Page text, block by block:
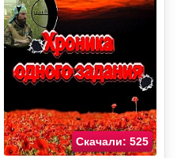
Скачали: 525